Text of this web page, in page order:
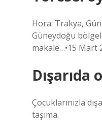
Hora: Trakya,
Güneydoğu
makale…•15 Mart
Çocuklarınızla
taşıma.